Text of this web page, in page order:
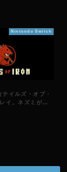
Nintendo Switch
イルズ・オブ・
イ。ネズミが…